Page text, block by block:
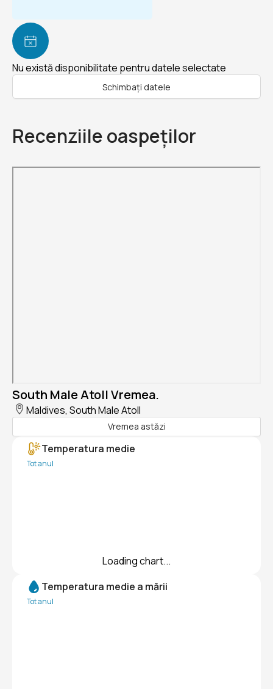
Nu există disponibilitate pentru datele selectate
Schimbați datele
Recenziile oaspeților
South Male Atoll Vremea.
Maldives, South Male Atoll
Vremea astăzi
Temperatura medie
Tot anul
Loading chart...
Temperatura medie a mării
Tot anul